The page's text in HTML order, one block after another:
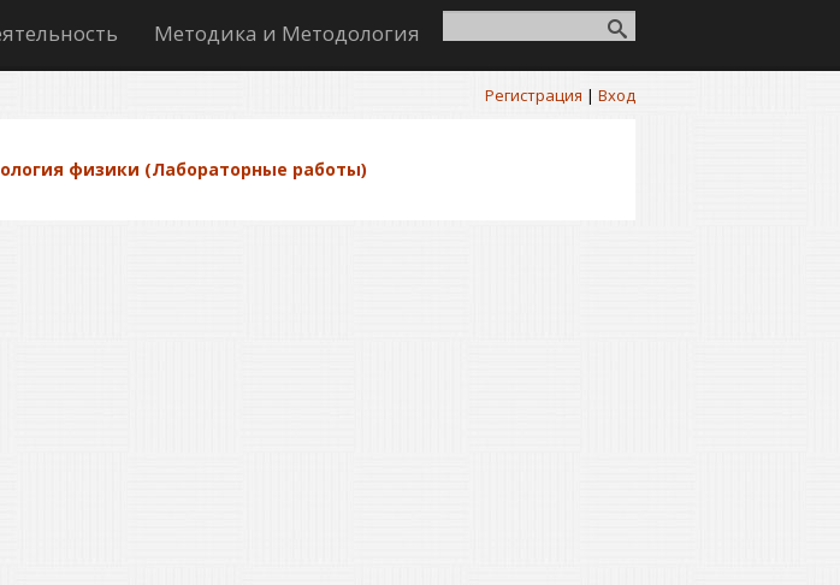
Методика и Методология
Регистрация | Вход
физики (Лабораторные работы)